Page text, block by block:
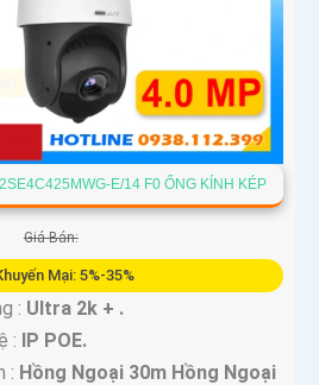
E/14 F0 ỐNG KÍNH KÉP
Giá Bán:
Mại: 5%-35%
: Ultra 2k + .
: IP POE.
: Hồng Ngoại 30m Hồng Ngoại